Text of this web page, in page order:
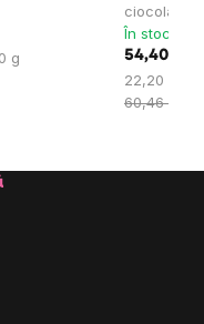
g
ciocolată
În stoc
54,40 lei
Evaluare
preţ:
22,20 lei /
60,46 lei